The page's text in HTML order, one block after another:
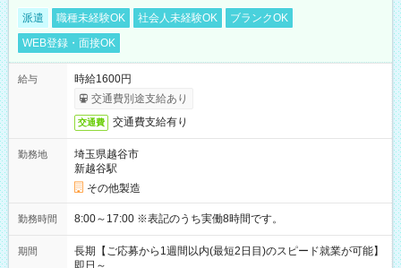
派遣 職種未経験OK 社会人未経験OK
ブランクOK
WEB登録・面接OK
給与
時給1600円
交通費別途支給あり
交通費 交通費支給有り
勤務地
埼玉県越谷市
新越谷駅
その他製造
勤務時間 8:00～17:00 ※表記のうち実働8時間です。
期間
長期【ご応募から1週間以内(最短2日目)のスピード就業が可能】
即日～